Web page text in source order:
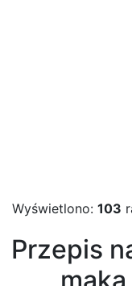
Wyświetlono: 103
Przepis